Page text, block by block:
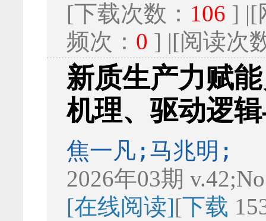
[下载次数： 106 ] |[
频次： 0 ] |[阅读次
新质生产力赋
机理、驱动逻
焦一凡;马兆明;
2026年03期
[在线阅读][下载